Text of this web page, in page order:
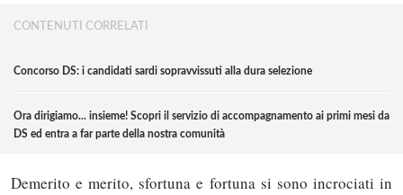
CONTENUTI CORRELATI
Concorso DS: i candidati sardi sopravvissuti alla dura selezione
Ora dirigiamo... insieme! Scopri il servizio di accompagnamento ai primi mesi da
DS ed entra a far parte della nostra comunità
Demerito e merito, sfortuna e fortuna si sono incrociati in